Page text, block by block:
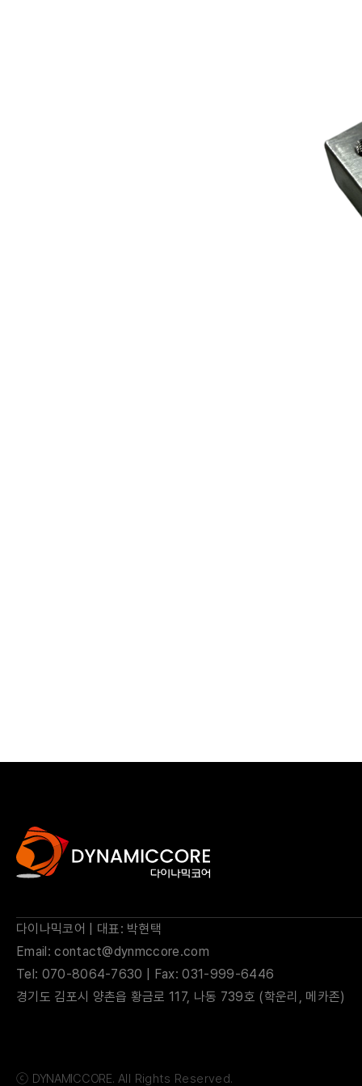
다이나믹코어 | 대표: 박현택
Email: contact@dynmccore.com
Tel: 070-8064-7630 | Fax: 031-999-6446
경기도 김포시 양촌읍 황금로 117, 나동 739호 (학운리, 메카존)
ⓒ DYNAMICCORE. All Rights Reserved.